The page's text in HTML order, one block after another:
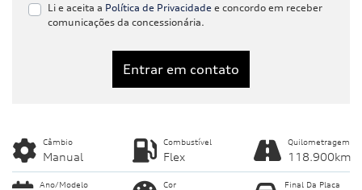
Li e aceita a Política de Privacidade e concordo em receber
comunicações da concessionária.
Entrar em contato
Câmbio
Manual
Combustível
Flex
Quilometragem
118.900km
Ano/Modelo Cor Final Da Placa